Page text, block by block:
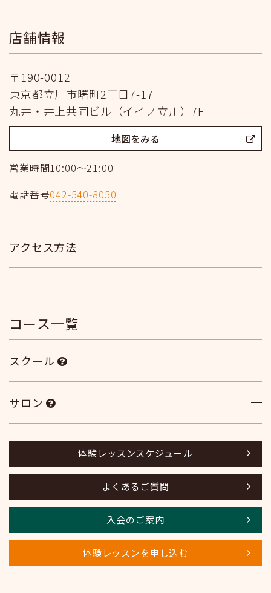
店舗情報
〒190-0012
東京都立川市曙町2丁目7-17
丸井・井上共同ビル（イイノ立川）7F
地図をみる
営業時間10:00～21:00
電話番号042-540-8050
アクセス方法
コース一覧
スクール
サロン
体験レッスンスケジュール
よくあるご質問
入会のご案内
体験レッスンを申し込む